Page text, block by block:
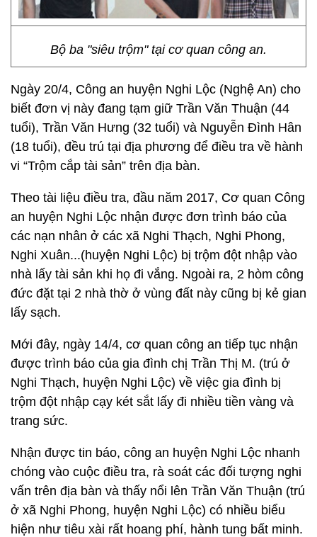
Bộ ba "siêu trộm" tại cơ quan công an.
Ngày 20/4, Công an huyện Nghi Lộc (Nghệ An) cho
biết đơn vị này đang tạm giữ Trần Văn Thuận (44
tuổi), Trần Văn Hưng (32 tuổi) và Nguyễn Đình Hân
(18 tuổi), đều trú tại địa phương để điều tra về hành
vi “Trộm cắp tài sản” trên địa bàn.
Theo tài liệu điều tra, đầu năm 2017, Cơ quan Công
an huyện Nghi Lộc nhận được đơn trình báo của
các nạn nhân ở các xã Nghi Thạch, Nghi Phong,
Nghi Xuân...(huyện Nghi Lộc) bị trộm đột nhập vào
nhà lấy tài sản khi họ đi vắng. Ngoài ra, 2 hòm công
đức đặt tại 2 nhà thờ ở vùng đất này cũng bị kẻ gian
lấy sạch.
Mới đây, ngày 14/4, cơ quan công an tiếp tục nhận
được trình báo của gia đình chị Trần Thị M. (trú ở
Nghi Thạch, huyện Nghi Lộc) về việc gia đình bị
trộm đột nhập cạy két sắt lấy đi nhiều tiền vàng và
trang sức.
Nhận được tin báo, công an huyện Nghi Lộc nhanh
chóng vào cuộc điều tra, rà soát các đối tượng nghi
vấn trên địa bàn và thấy nổi lên Trần Văn Thuận (trú
ở xã Nghi Phong, huyện Nghi Lộc) có nhiều biểu
hiện như tiêu xài rất hoang phí, hành tung bất minh.